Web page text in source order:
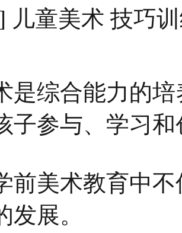
儿童美术 技巧
是综合能力的
子参与、学习和
前美术教育中
发展。